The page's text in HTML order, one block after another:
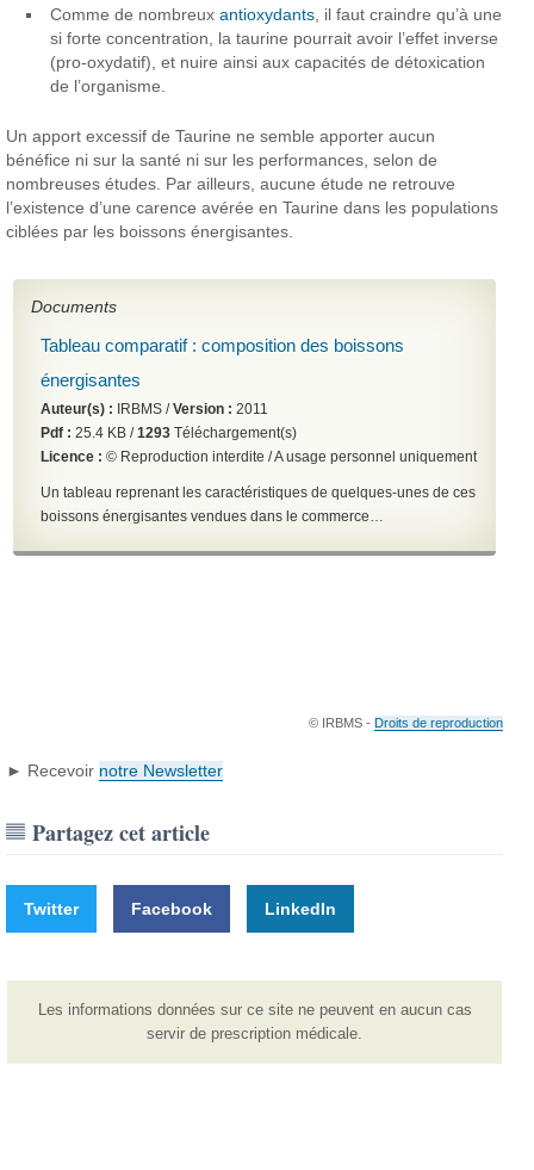
Comme de nombreuxantioxydants , il faut craindre qu’à une
si forte concentration, la taurine pourrait avoir l’effet inverse
(pro-oxydatif), et nuire ainsi aux capacités de détoxication
de l’organisme.
Un apport excessif de Taurine ne semble apporter aucun
bénéfice ni sur la santé ni sur les performances, selon de
nombreuses études. Par ailleurs, aucune étude ne retrouve
l’existence d’une carence avérée en Taurine dans les populations
ciblées par les boissons énergisantes.
Documents
Tableau comparatif : composition des boissons
énergisantes
Auteur(s) : IRBMS /Version : 2011
Pdf : 25.4 KB /1293 Téléchargement(s)
Licence : © Reproduction interdite / A usage personnel uniquement
Un tableau reprenant les caractéristiques de quelques-unes de ces
boissons énergisantes vendues dans le commerce…
© IRBMS - Droits de reproduction
► Recevoir notre Newsletter
Partagez cet article
Twitter Facebook LinkedIn
Les informations données sur ce site ne peuvent en aucun cas
servir de prescription médicale.